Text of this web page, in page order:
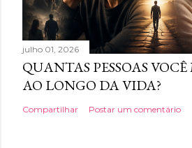
julho 01, 2026
QUANTAS PESSOAS
AO LONGO DA VIDA?
Compartilhar Postar um comentário